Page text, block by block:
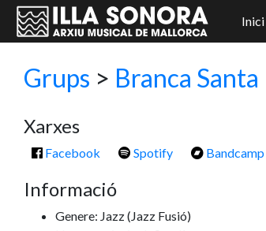
Inici
Grups > Branca Santa
Xarxes
Facebook Spotify Bandcamp
Informació
Genere: Jazz(Jazz Fusió)